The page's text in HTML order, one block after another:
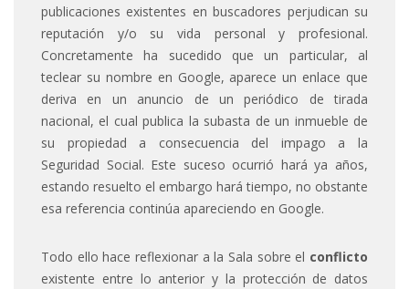
publicaciones existentes en buscadores perjudican su
reputación y/o su vida personal y profesional.
Concretamente ha sucedido que un particular, al
teclear su nombre en Google, aparece un enlace que
deriva en un anuncio de un periódico de tirada
nacional, el cual publica la subasta de un inmueble de
su propiedad a consecuencia del impago a la
Seguridad Social. Este suceso ocurrió hará ya años,
estando resuelto el embargo hará tiempo, no obstante
esa referencia continúa apareciendo en Google.
Todo ello hace reflexionar a la Sala sobre el conflicto
existente entre lo anterior y la protección de datos